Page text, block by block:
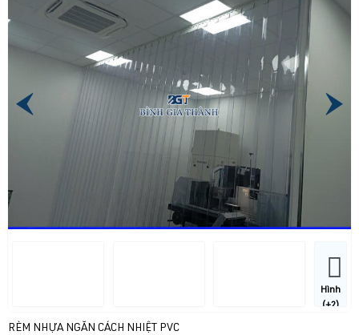
Hình
(+2)
RÈM NHỰA NGĂN CÁCH NHIỆT PVC